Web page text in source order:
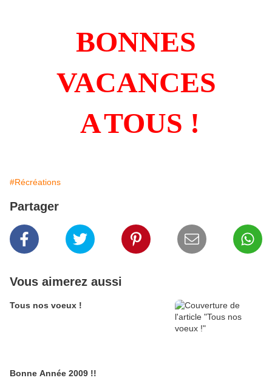
BONNES
VACANCES
ATOUS !
#Récréations
Partager
Vous aimerez aussi
Tous nos voeux !
Bonne Année 2009 !!